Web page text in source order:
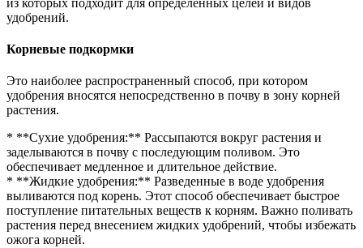
из которых подходит для определенных целей и видов
удобрений.
Корневые подкормки
Это наиболее распространенный способ, при котором
удобрения вносятся непосредственно в почву в зону корней
растения.
* **Сухие удобрения:** Рассыпаются вокруг растения и
заделываются в почву с последующим поливом. Это
обеспечивает медленное и длительное действие.
* **Жидкие удобрения:** Разведенные в воде удобрения
выливаются под корень. Этот способ обеспечивает быстрое
поступление питательных веществ к корням. Важно поливать
растения перед внесением жидких удобрений, чтобы избежать
ожога корней.